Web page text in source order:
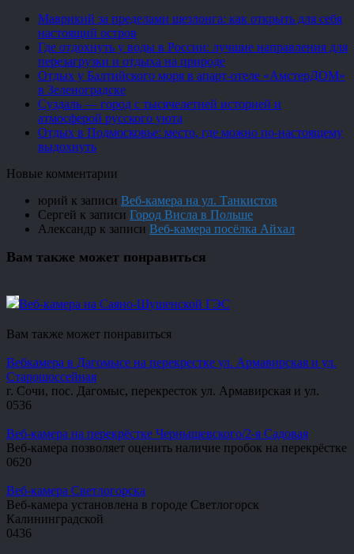
Маврикий за пределами шезлонга: как открыть для себя
настоящий остров
Где отдохнуть у воды в России: лучшие направления для
перезагрузки и отдыха на природе
Отдых у Балтийского моря в апарт-отеле «АмстерДОМ»
в Зеленоградске
Суздаль — город с тысячелетней историей и
атмосферой русского уюта
Отдых в Подмосковье: место, где можно по-настоящему
выдохнуть
Новые комментарии
юрий к записи Веб-камера на ул. Танкистов
Сергей к записи Город Висла в Польше
Александр к записи Веб-камера посёлка Айхал
Вам также может понравиться
Веб-камера на Саяно-Шушенской ГЭС
Вам также может понравиться
Вебкамера в Дагомысе на перекрестке ул. Армавирская и ул.
Старошоссейная
г. Сочи, пос. Дагомыс, перекресток ул. Армавирская и ул.
0536
Веб-камера на перекрёстке Чернышевского/2-я Садовая
Веб-камера позволяет оценить наличие пробок на перекрёстке
0620
Веб-камера Светлогорска
Веб-камера установлена в городе Светлогорск
Калининградской
0436